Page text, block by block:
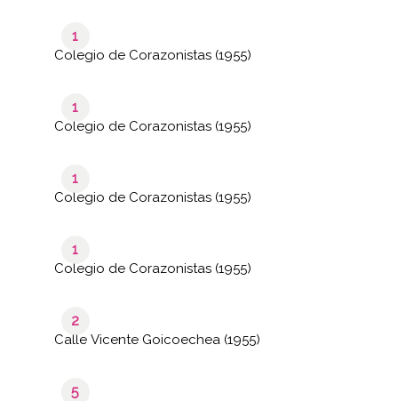
1
Colegio de Corazonistas (1955)
1
Colegio de Corazonistas (1955)
1
Colegio de Corazonistas (1955)
1
Colegio de Corazonistas (1955)
2
Calle Vicente Goicoechea (1955)
5